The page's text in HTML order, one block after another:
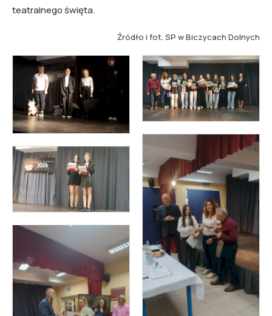
teatralnego święta.
Źródło i fot. SP w Biczycach Dolnych